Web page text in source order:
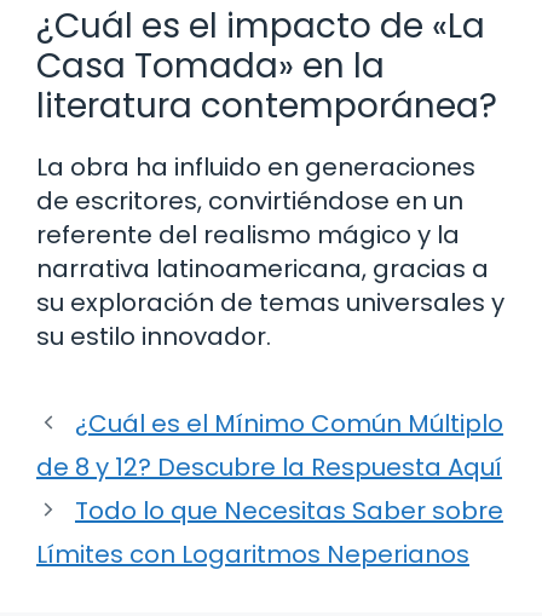
¿Cuál es el impacto de «La
Casa Tomada» en la
literatura contemporánea?
La obra ha influido en generaciones
de escritores, convirtiéndose en un
referente del realismo mágico y la
narrativa latinoamericana, gracias a
su exploración de temas universales y
su estilo innovador.
¿Cuál es el Mínimo Común Múltiplo
de 8 y 12? Descubre la Respuesta Aquí
Todo lo que Necesitas Saber sobre
Límites con Logaritmos Neperianos